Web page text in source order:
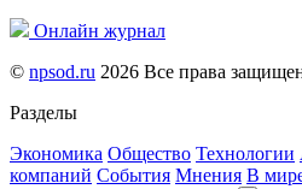
Онлайн журнал
© npsod.ru 2026 Все права
Разделы
Экономика Общество Технологии
компаний События Мнения В